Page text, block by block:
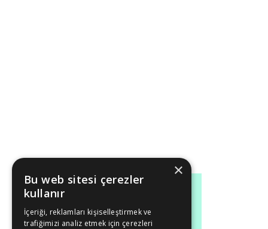
×
Bu web sitesi çerezler
kullanır
İçeriği, reklamları kişiselleştirmek ve
trafiğimizi analiz etmek için çerezleri